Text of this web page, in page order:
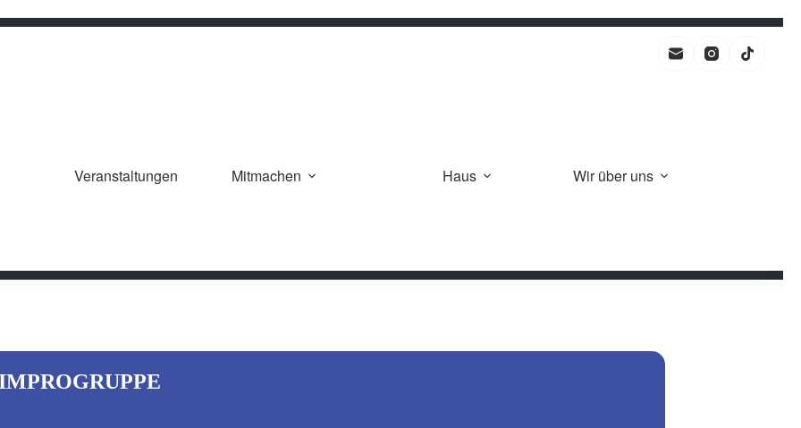
Veranstaltungen Mitmachen Haus Wir über uns